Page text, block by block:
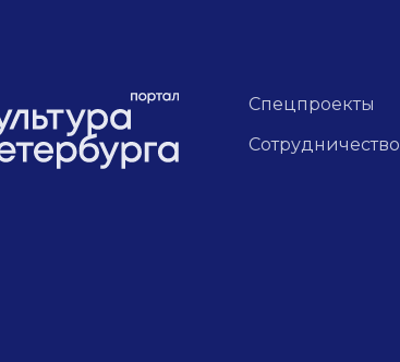
Спецпроекты
Сотрудничество